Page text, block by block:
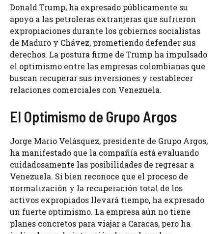
Donald Trump, ha expresado públicamente su
apoyo a las petroleras extranjeras que sufrieron
expropiaciones durante los gobiernos socialistas
de Maduro y Chávez, prometiendo defender sus
derechos. La postura firme de Trump ha impulsado
el optimismo entre las empresas colombianas que
buscan recuperar sus inversiones y restablecer
relaciones comerciales con Venezuela.
El Optimismo de Grupo Argos
Jorge Mario Velásquez, presidente de Grupo Argos,
ha manifestado que la compañía está evaluando
cuidadosamente las posibilidades de regresar a
Venezuela. Si bien reconoce que el proceso de
normalización y la recuperación total de los
activos expropiados llevará tiempo, ha expresado
un fuerte optimismo. La empresa aún no tiene
planes concretos para viajar a Caracas, pero ha